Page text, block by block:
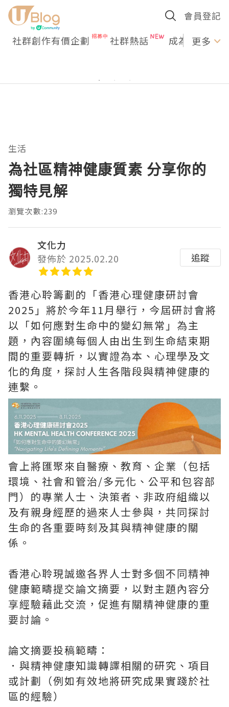
會員登記
社群創作有價企劃 社群熱話 成為U更多
生活
為社區精神健康質素 分享你的
獨特見解
瀏覽次數:239
文化力
發佈於 2025.02.20
追蹤
香港心聆籌劃的「香港心理健康研討會
2025」將於今年11月舉行，今屆研討會將
以「如何應對生命中的變幻無常」為主
題，內容圍繞每個人由出生到生命結束期
間的重要轉折，以實證為本、心理學及文
化的角度，探討人生各階段與精神健康的
連繫。
會上將匯聚來自醫療、教育、企業（包括
環境、社會和管治/多元化、公平和包容部
門）的專業人士、決策者、非政府組織以
及有親身經歷的過來人士參與，共同探討
生命的各重要時刻及其與精神健康的關
係。
香港心聆現誠邀各界人士對多個不同精神
健康範疇提交論文摘要，以對主題內容分
享經驗藉此交流，促進有關精神健康的重
要討論。
論文摘要投稿範疇：
．與精神健康知識轉譯相關的研究、項目
或計劃（例如有效地將研究成果實踐於社
區的經驗）